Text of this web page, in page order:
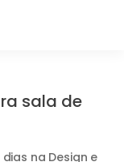
sala de
na Design e